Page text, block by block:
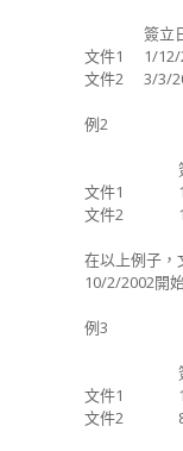
簽立
文件1
1/12/
文件2
3/3/
例2
文件1
文件2
在以上例子，
10/2/2002開
例3
文件1
文件2